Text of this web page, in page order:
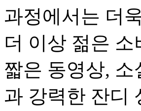
과정에서는 더
더 이상 젊은
짧은 동영상,
과 강력한 잔디